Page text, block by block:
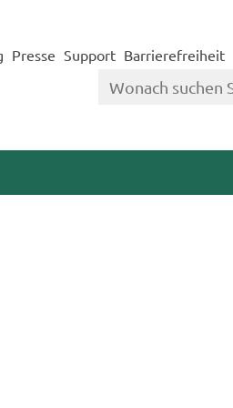
Presse Support Barrierefreiheit